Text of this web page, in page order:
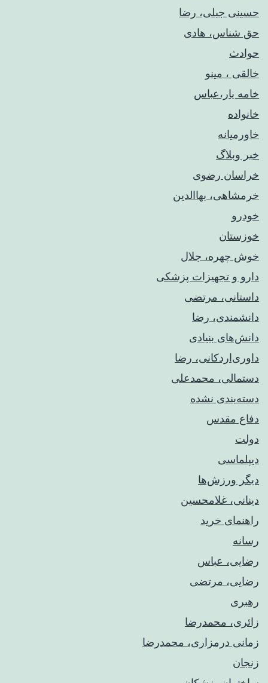
حسینی جبلی، رضا
حق شناس، هادی
حوادث
خالقی ، مینو
خامه یار،عباس
خانواده
خاورمیانه
خبر وبلاگ
خراسان رضوی
خرمشاهی، بهاالدین
خودرو
خوزستان
خوش چهره، جلال
دارو و تجهیزات پزشکی
داستانی، مرتضی
دانشمندی، رضا
دانش‌های بنیادی
داوری‌اردکانی، رضا
دستمالی، محمدعلی
دسته‌بندی نشده
دفاع مقدس
دولت
دیپلماسی
دیگر ورزش‌ها
دینانی، غلامحسین
راهنمای خريد
رسانه
رضایی، عباس
رضایی، مرتضی
رهبری
زائری، محمدرضا
زمانی درمزاری، محمدرضا
زنجان